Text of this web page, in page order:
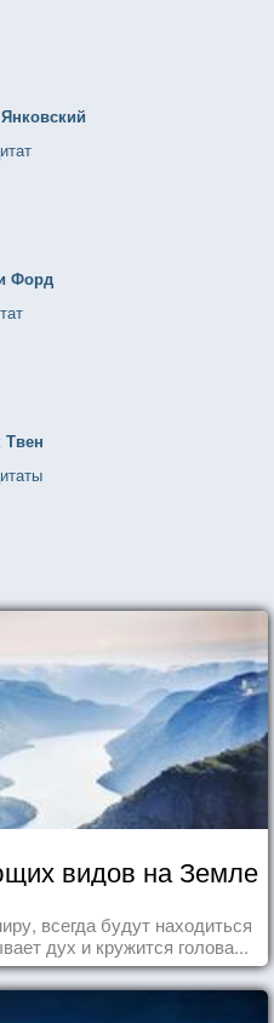
Форд
видов на Земле
всегда будут находиться
дух и кружится голова...